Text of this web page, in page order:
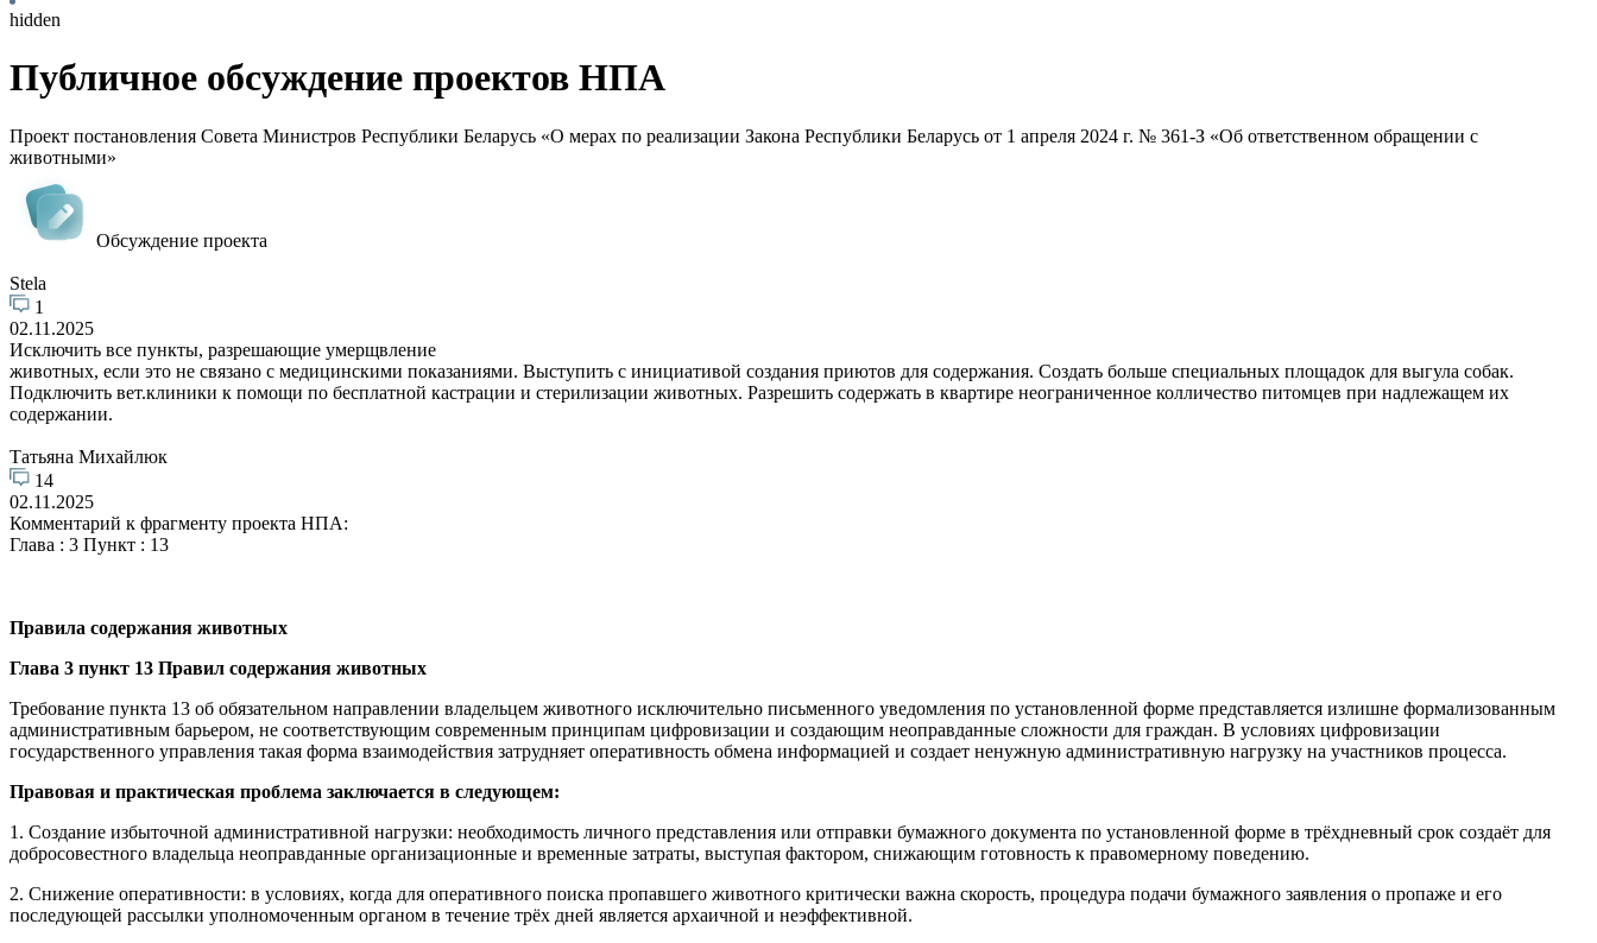
hidden
Публичное обсуждение проектов НПА
Проект постановления Совета Министров Республики Беларусь «О мерах по реализации Закона Республики Беларусь от 1 апреля 2024 г. № 361-З «Об ответственном обращении с
животными»
Обсуждение проекта
Stela
1
02.11.2025
Исключить все пункты, разрешающие умерщвление
животных, если это не связано с медицинскими показаниями. Выступить с инициативой создания приютов для содержания. Создать больше специальных площадок для выгула собак.
Подключить вет.клиники к помощи по бесплатной кастрации и стерилизации животных. Разрешить содержать в квартире неограниченное колличество питомцев при надлежащем их
содержании.
Татьяна Михайлюк
14
02.11.2025
Комментарий к фрагменту проекта НПА:
Глава : 3 Пункт : 13
Правила содержания животных
Глава 3 пункт 13 Правил содержания животных
Требование пункта 13 об обязательном направлении владельцем животного исключительно письменного уведомления по установленной форме представляется излишне формализованным
административным барьером, не соответствующим современным принципам цифровизации и создающим неоправданные сложности для граждан. В условиях цифровизации
государственного управления такая форма взаимодействия затрудняет оперативность обмена информацией и создает ненужную административную нагрузку на участников процесса.
Правовая и практическая проблема заключается в следующем:
1. Создание избыточной административной нагрузки: необходимость личного представления или отправки бумажного документа по установленной форме в трёхдневный срок создаёт для
добросовестного владельца неоправданные организационные и временные затраты, выступая фактором, снижающим готовность к правомерному поведению.
2. Снижение оперативности: в условиях, когда для оперативного поиска пропавшего животного критически важна скорость, процедура подачи бумажного заявления о пропаже и его
последующей рассылки уполномоченным органом в течение трёх дней является архаичной и неэффективной.